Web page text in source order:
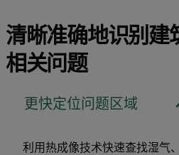
清晰准确地识别建
相关问题
更快定位问题区域
利用热成像技术快速查找湿气、